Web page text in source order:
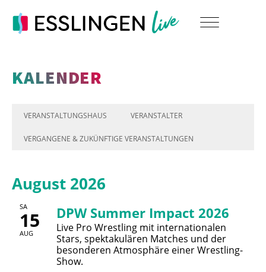
KALENDER
VERANSTALTUNGSHAUS VERANSTALTER
VERGANGENE & ZUKÜNFTIGE VERANSTALTUNGEN
August 2026
SA
15
AUG
DPW Summer Impact 2026
Live Pro Wrestling mit internationalen
Stars, spektakulären Matches und der
besonderen Atmosphäre einer Wrestling-
Show.